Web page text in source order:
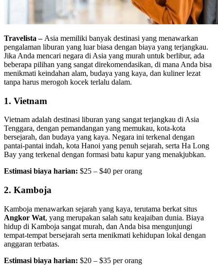
Travelista – Asia memiliki banyak destinasi yang menawarkan
pengalaman liburan yang luar biasa dengan biaya yang terjangkau.
Jika Anda mencari negara di Asia yang murah untuk berlibur, ada
beberapa pilihan yang sangat direkomendasikan, di mana Anda bisa
menikmati keindahan alam, budaya yang kaya, dan kuliner lezat
tanpa harus merogoh kocek terlalu dalam.
1. Vietnam
Vietnam adalah destinasi liburan yang sangat terjangkau di Asia
Tenggara, dengan pemandangan yang memukau, kota-kota
bersejarah, dan budaya yang kaya. Negara ini terkenal dengan
pantai-pantai indah, kota Hanoi yang penuh sejarah, serta Ha Long
Bay yang terkenal dengan formasi batu kapur yang menakjubkan.
Estimasi biaya harian: $25 – $40 per orang
2. Kamboja
Kamboja menawarkan sejarah yang kaya, terutama berkat situs
Angkor Wat, yang merupakan salah satu keajaiban dunia. Biaya
hidup di Kamboja sangat murah, dan Anda bisa mengunjungi
tempat-tempat bersejarah serta menikmati kehidupan lokal dengan
anggaran terbatas.
Estimasi biaya harian: $20 – $35 per orang